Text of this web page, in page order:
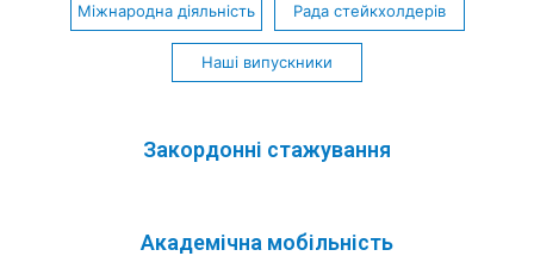
Міжнародна діяльність Рада стейкхолдерів
Наші випускники
Закордонні стажування
Академічна мобільність